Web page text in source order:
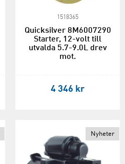
1518365
Quicksilver 8M6007290
Starter, 12-volt till
utvalda 5.7-9.0L drev
mot.
4 346 kr
Nyheter